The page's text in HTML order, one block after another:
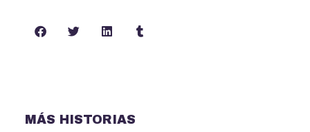
MÁS HISTORIAS